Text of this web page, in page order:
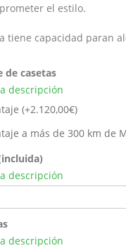
el estilo.
tiene capacidad paran
de casetas
descripción
(+2.120,00€)
a más de 300 km de
descripción
descripción